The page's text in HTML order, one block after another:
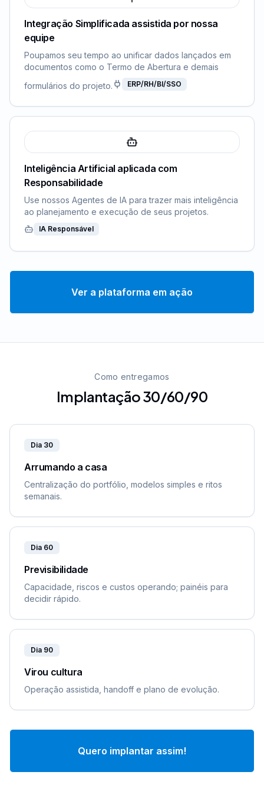
Integração Simplificada assistida por nossa
equipe
Poupamos seu tempo ao unificar dados lançados em
documentos como o Termo de Abertura e demais
formulários do projeto.
ERP/RH/BI/SSO
Inteligência Artificial aplicada com
Responsabilidade
Use nossos Agentes de IA para trazer mais inteligência
ao planejamento e execução de seus projetos.
IA Responsável
Ver a plataforma em ação
Como entregamos
Implantação 30/60/90
Dia 30
Arrumando a casa
Centralização do portfólio, modelos simples e ritos
semanais.
Dia 60
Previsibilidade
Capacidade, riscos e custos operando; painéis para
decidir rápido.
Dia 90
Virou cultura
Operação assistida, handoff e plano de evolução.
Quero implantar assim!